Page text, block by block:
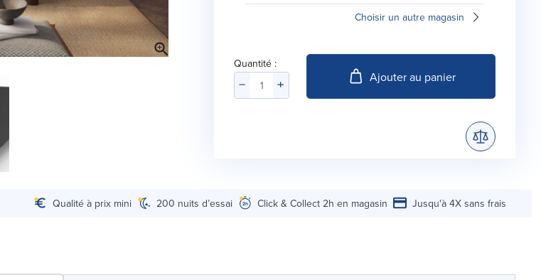
Choisir un autre magasin
Quantité :
Ajouter au panier
Qualité à prix mini 200 nuits d’essai Click & Collect 2h en magasin Jusqu'à 4X sans frais